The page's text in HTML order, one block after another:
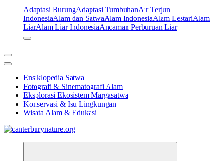
Adaptasi BurungAdaptasi TumbuhanAir Terjun
IndonesiaAlam dan SatwaAlam IndonesiaAlam LestariAlam
LiarAlam Liar IndonesiaAncaman Perburuan Liar
Ensiklopedia Satwa
Fotografi & Sinematografi Alam
Eksplorasi Ekosistem Margasatwa
Konservasi & Isu Lingkungan
Wisata Alam & Edukasi
Tur Alam dan Margasatwa Terbaik di Canterbury